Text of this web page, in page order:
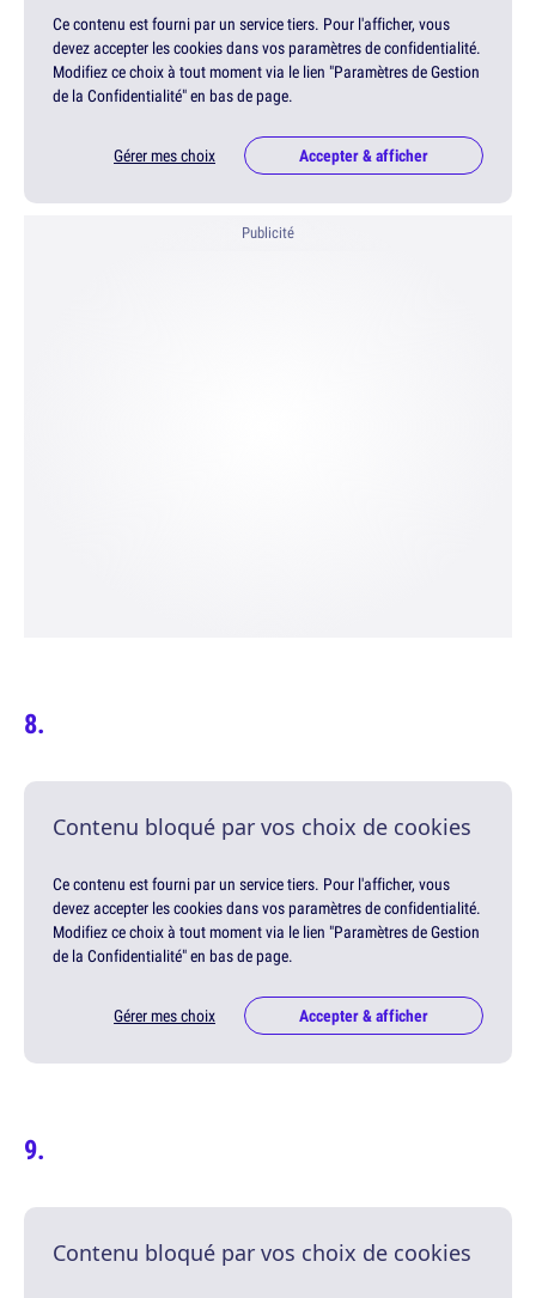
Ce contenu est fourni par un service tiers. Pour l'afficher, vous
devez accepter les cookies dans vos paramètres de confidentialité.
Modifiez ce choix à tout moment via le lien "Paramètres de Gestion
de la Confidentialité" en bas de page.
Gérer mes choix Accepter & afficher
Publicité
Contenu bloqué par vos choix de cookies
Ce contenu est fourni par un service tiers. Pour l'afficher, vous
devez accepter les cookies dans vos paramètres de confidentialité.
Modifiez ce choix à tout moment via le lien "Paramètres de Gestion
de la Confidentialité" en bas de page.
Gérer mes choix Accepter & afficher
Contenu bloqué par vos choix de cookies